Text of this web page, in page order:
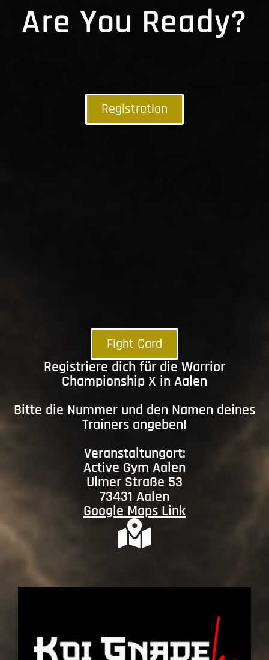
Are You Ready?
Registration
Fight Card
Registriere dich für die Warrior
Championship X in Aalen
Bitte die Nummer und den Namen deines
Trainers angeben!
Veranstaltungort:
Active Gym Aalen
Ulmer Straße 53
73431 Aalen
Google Maps Link